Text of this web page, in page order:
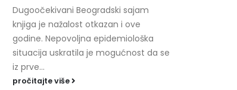
Dugoočekivani Beogradski sajam
knjiga je nažalost otkazan i ove
godine. Nepovoljna epidemiološka
situacija uskratila je mogućnost da se
iz prve...
pročitajte više